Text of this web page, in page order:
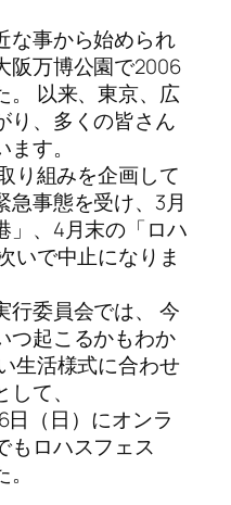
な事から始められ
阪万博公園で2006
。 以来、東京、広
り、多くの皆さん
す。
り組みを企画して
急事態を受け、3月
」、4月末の「ロハ
いで中止になりま
行委員会では、 今
つ起こるかもわか
生活様式に合わせ
て、
日（日）にオンラ
もロハスフェス